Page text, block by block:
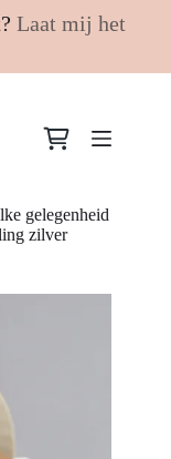
Laat mij het
Winkelwagen
gelegenheid
zilver